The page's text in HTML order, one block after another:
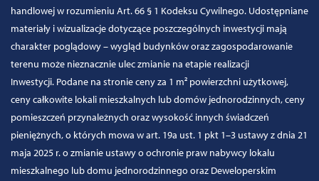
handlowej w rozumieniu Art. 66 § 1 Kodeksu Cywilnego. Udostępniane
materiały i wizualizacje dotyczące poszczególnych inwestycji mają
charakter poglądowy – wygląd budynków oraz zagospodarowanie
terenu może nieznacznie ulec zmianie na etapie realizacji
Inwestycji. Podane na stronie ceny za 1 m² powierzchni użytkowej,
ceny całkowite lokali mieszkalnych lub domów jednorodzinnych, ceny
pomieszczeń przynależnych oraz wysokość innych świadczeń
pieniężnych, o których mowa w art. 19a ust. 1 pkt 1–3 ustawy z dnia 21
maja 2025 r. o zmianie ustawy o ochronie praw nabywcy lokalu
mieszkalnego lub domu jednorodzinnego oraz Deweloperskim